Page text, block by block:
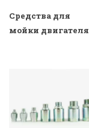
Средства для
мойки двигателя